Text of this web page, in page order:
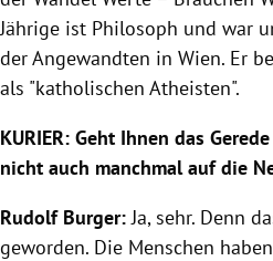
Untermenü
Jährige ist Philosoph und war
der Angewandten in Wien. Er
als "katholischen Atheisten".
KURIER: Geht Ihnen das
nicht auch manchmal auf die
Rudolf Burger:Ja, sehr. Denn
geworden. Die Menschen